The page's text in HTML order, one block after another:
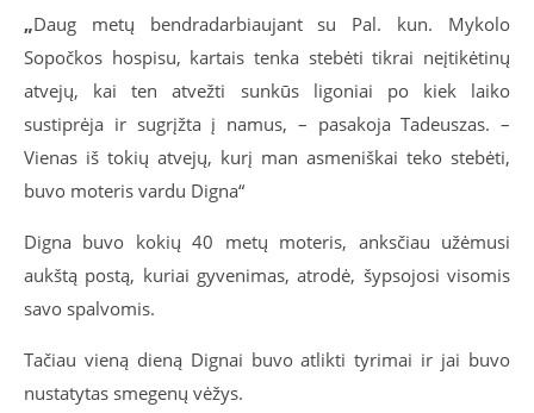
„Daug metų bendradarbiaujant su Pal. kun. Mykolo
Sopočkos hospisu, kartais tenka stebėti tikrai neįtikėtinų
atvejų, kai ten atvežti sunkūs ligoniai po kiek laiko
sustiprėja ir sugrįžta į namus, – pasakoja Tadeuszas. –
Vienas iš tokių atvejų, kurį man asmeniškai teko stebėti,
buvo moteris vardu Digna“
Digna buvo kokių 40 metų moteris, anksčiau užėmusi
aukštą postą, kuriai gyvenimas, atrodė, šypsojosi visomis
savo spalvomis.
Tačiau vieną dieną Dignai buvo atlikti tyrimai ir jai buvo
nustatytas smegenų vėžys.